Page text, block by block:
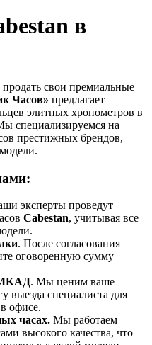
в
свои премиальные
Часов» предлагает
элитных хронометров в
специализируемся на
престижных брендов,
эксперты проведут
Cabestan, учитывая все
. После согласования
оговоренную сумму
МКАД. Мы ценим ваше
выезда специалиста для
офисе.
часах. Мы работаем
высокого качества, что